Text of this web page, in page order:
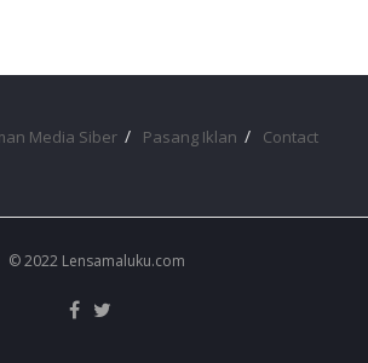
Media Siber Pasang Iklan Contact
© 2022 Lensamaluku.com